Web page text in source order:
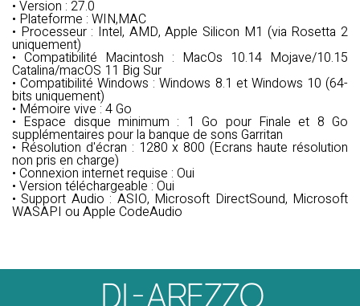
• Version : 27.0
• Plateforme : WIN,MAC
• Processeur : Intel, AMD, Apple Silicon M1 (via Rosetta 2
uniquement)
• Compatibilité Macintosh : MacOs 10.14 Mojave/10.15
Catalina/macOS 11 Big Sur
• Compatibilité Windows : Windows 8.1 et Windows 10 (64-
bits uniquement)
• Mémoire vive : 4 Go
• Espace disque minimum : 1 Go pour Finale et 8 Go
supplémentaires pour la banque de sons Garritan
• Résolution d'écran : 1280 x 800 (Ecrans haute résolution
non pris en charge)
• Connexion internet requise : Oui
• Version téléchargeable : Oui
• Support Audio : ASIO, Microsoft DirectSound, Microsoft
WASAPI ou Apple CodeAudio